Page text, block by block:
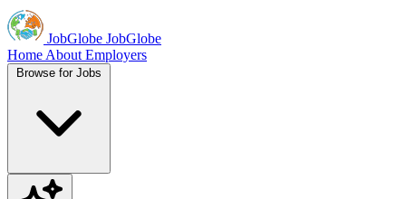
JobGlobe JobGlobe
Home About Employers
Browse for Jobs